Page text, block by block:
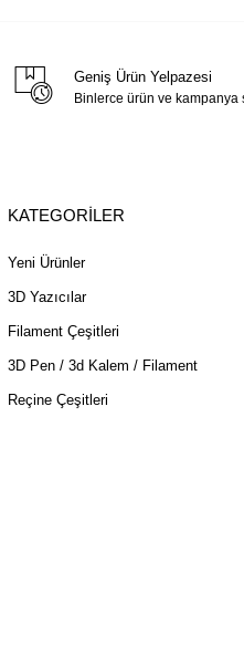
Geniş Ürün Yelpazesi
Binlerce ürün ve kampanya
KATEGORİLER
Yeni Ürünler
3D Yazıcılar
Filament Çeşitleri
3D Pen / 3d Kalem / Filament
Reçine Çeşitleri